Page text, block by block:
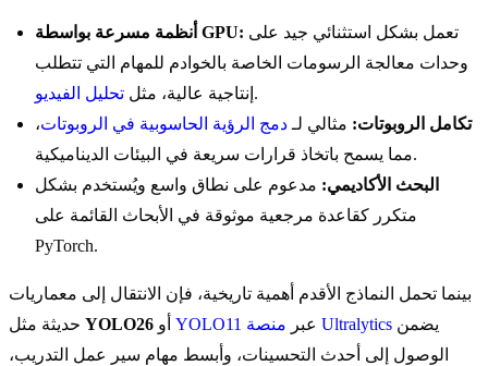
أنظمة مسرعة بواسطة GPU:
وحدات معالجة الرسومات الخاصة بالخوادم للمهام التي تتطلب
إنتاجية عالية، مثل تحليل الفيديو
.
تكامل الروبوتات: مثالي لـ دمج الرؤية الحاسوبية في الروبوتات،
مما يسمح باتخاذ قرارات سريعة في البيئات الديناميكية.
البحث الأكاديمي: مدعوم على نطاق واسع ويُستخدم بشكل
متكرر كقاعدة مرجعية موثوقة في الأبحاث القائمة على
PyTorch.
بينما تحمل النماذج الأقدم أهمية تاريخية، فإن الانتقال إلى معماريات
YOLO26 YOLO11 عبر منصة Ultralytics
الوصول إلى أحدث التحسينات، وأبسط مهام سير عمل التدريب،